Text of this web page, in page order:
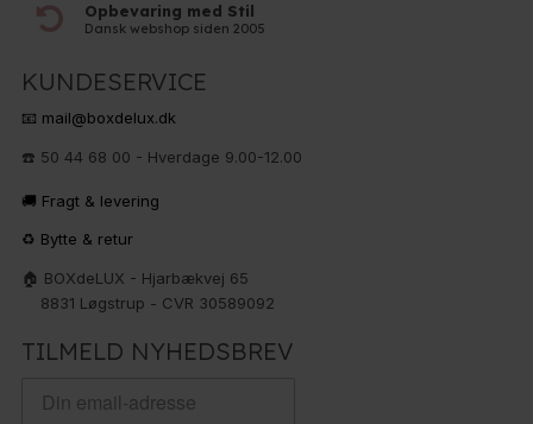
Opbevaring med Stil
Dansk webshop siden 2005
KUNDESERVICE
📧 mail@boxdelux.dk
☎️ 50 44 68 00 - Hverdage 9.00-12.00
🚚 Fragt & levering
♻️ Bytte & retur
🏠 BOXdeLUX - Hjarbækvej 65
8831 Løgstrup - CVR 30589092
TILMELD NYHEDSBREV